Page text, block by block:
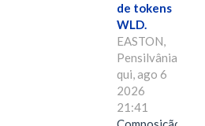
de tokens
WLD.
EASTON,
Pensilvânia,
qui, ago 6
2026
21:41